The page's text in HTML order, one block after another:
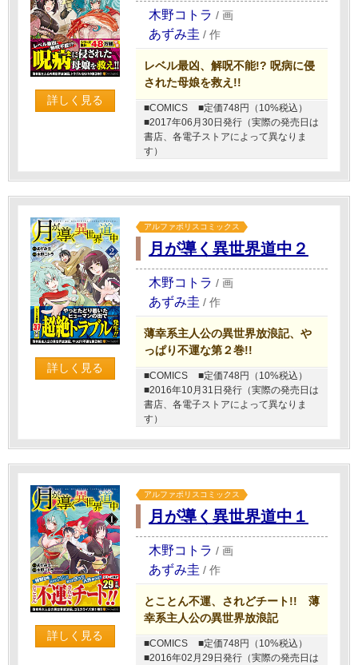
詳しく見る
木野コトラ / 画
あずみ圭 / 作
レベル最凶、解呪不能!? 呪病に侵
された母娘を救え!!
■COMICS
■定価748円（10%税込）
■2017年06月30日発行（実際の発売日は
書店、各電子ストアによって異なりま
す）
詳しく見る
アルファポリスコミックス
月が導く異世界道中２
木野コトラ / 画
あずみ圭 / 作
薄幸系主人公の異世界放浪記、や
っぱり不運な第２巻!!
■COMICS
■定価748円（10%税込）
■2016年10月31日発行（実際の発売日は
書店、各電子ストアによって異なりま
す）
詳しく見る
アルファポリスコミックス
月が導く異世界道中１
木野コトラ / 画
あずみ圭 / 作
とことん不運、されどチート!! 薄
幸系主人公の異世界放浪記
■COMICS
■定価748円（10%税込）
■2016年02月29日発行（実際の発売日は